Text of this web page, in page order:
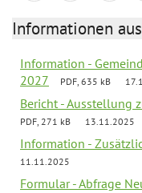
Informationen
Information -
2027
PDF, 635 kB
Bericht - Ausstellung
PDF, 271 kB 13.11.2025
Information -
11.11.2025
Formular - Abfrage